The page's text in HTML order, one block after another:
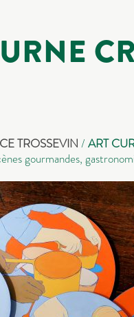
TROSSEVIN / ART
gourmandes,